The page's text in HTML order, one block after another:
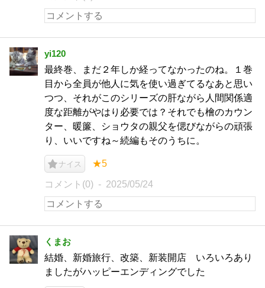
yi120
最終巻、まだ２年しか経ってなかったのね。１巻
目から全員が他人に気を使い過ぎてるなあと思い
つつ、それがこのシリーズの肝ながら人間関係適
度な距離がやはり必要では？それでも檜のカウン
ター、暖簾、ショウタの親父を偲びながらの頑張
り、いいですね～続編もそのうちに。
ナイス ★5
コメント(0) 2025/05/24
くまお
結婚、新婚旅行、改築、新装開店 いろいろあり
ましたがハッピーエンディングでした